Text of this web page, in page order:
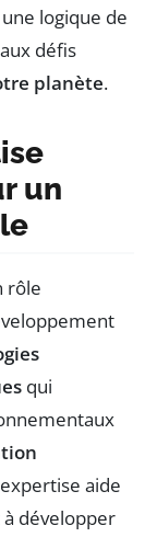
logique de
défis
planète.
un
rôle
qui
aide
développer